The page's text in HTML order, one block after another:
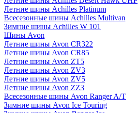
Летние шины Achilles Platinum
Всесезонные шины Achilles Multivan
Зимние шины Achilles W 101
Шины Avon
Летние шины Avon CR322
Летние шины Avon CR85
Летние шины Avon ZT5
Летние шины Avon ZV3
Летние шины Avon ZV5
Летние шины Avon ZZ3
Всесезонные шины Avon Ranger A/T
Зимние шины Avon Ice Touring